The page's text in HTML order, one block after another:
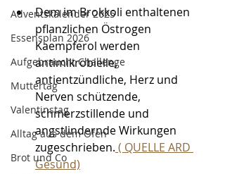
Adventskalender 2025
Essensplan 2026
Aufgebraucht Challenge
Muttertag
Valentinstag
Alltag aus dem Ofen
Brot und Co
Dem im Brokkoli enthaltenen
pflanzlichen Östrogen
Kaempferol werden
antimikrobielle,
antientzündliche, Herz und
Nerven schützende,
schmerzstillende und
angstlindernde Wirkungen
zugeschrieben. ( QUELLE ARD
Gesund)